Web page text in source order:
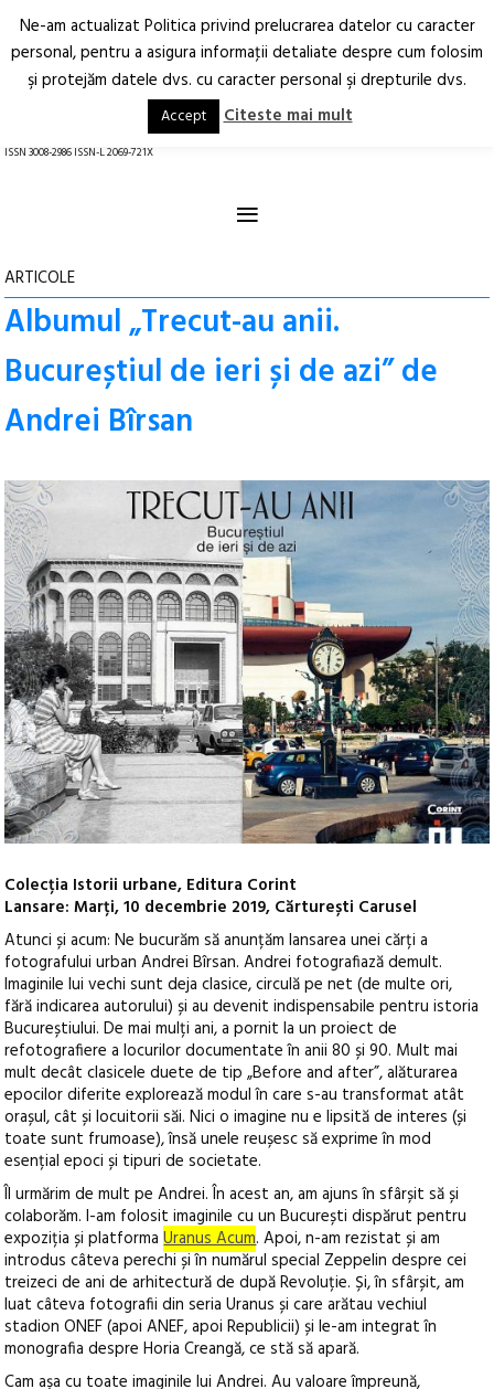
Arhitectură.
Oraș.
RO EN
ISSN 3008-2986 ISSN-L 2069-721X
≡
ARTICOLE
Albumul „Trecut-au anii.
Bucureștiul de ieri și de azi” de
Andrei Bîrsan
Colecția Istorii urbane, Editura Corint
Lansare: Marți, 10 decembrie 2019, Cărturești Carusel
Atunci și acum: Ne bucurăm să anunțăm lansarea unei cărți a
fotografului urban Andrei Bîrsan. Andrei fotografiază demult.
Imaginile lui vechi sunt deja clasice, circulă pe net (de multe ori,
fără indicarea autorului) și au devenit indispensabile pentru istoria
Bucureștiului.De mai mulți ani, a pornit la un proiect de
refotografiere a locurilor documentate în anii 80 și 90. Mult mai
mult decât clasicele duete de tip „Before and after”, alăturarea
epocilor diferite explorează modul în care s-au transformat atât
orașul, cât și locuitorii săi. Nici o imagine nu e lipsită de interes (și
toate sunt frumoase), însă unele reușesc să exprime în mod
esențial epoci și tipuri de societate.
Îl urmărim de mult pe Andrei. În acest an, am ajuns în sfârșit să și
colaborăm. I-am folosit imaginile cu un București dispărut pentru
expoziția și platformaUranus Acum. Apoi, n-am rezistat și am
introdus câteva perechi și în numărul special Zeppelin despre cei
treizeci de ani de arhitectură de după Revoluție. Și, în sfârșit, am
luat câteva fotografii din seria Uranus și care arătau vechiul
stadion ONEF (apoi ANEF, apoi Republicii) și le-am integrat în
monografia despre Horia Creangă, ce stă să apară.
Cam așa cu toate imaginile lui Andrei. Au valoare împreună,
Ne-am actualizat Politica privind prelucrarea datelor cu caracter
personal, pentru a asigura informaţii detaliate despre cum folosim
şi protejăm datele dvs. cu caracter personal şi drepturile dvs.
Accept Citeste mai mult